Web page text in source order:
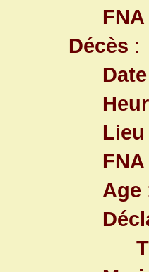
FNA
Décès :
Date
Lieu
FNA
Age